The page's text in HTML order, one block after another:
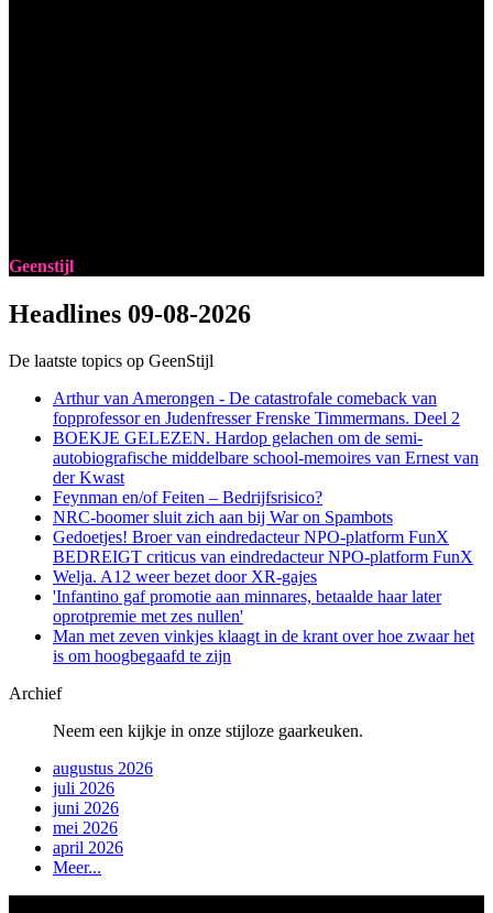
Geenstijl
Headlines 09-08-2026
De laatste topics op GeenStijl
Arthur van Amerongen - De catastrofale comeback van
fopprofessor en Judenfresser Frenske Timmermans. Deel 2
BOEKJE GELEZEN. Hardop gelachen om de semi-
autobiografische middelbare school-memoires van Ernest van
der Kwast
Feynman en/of Feiten – Bedrijfsrisico?
NRC-boomer sluit zich aan bij War on Spambots
Gedoetjes! Broer van eindredacteur NPO-platform FunX
BEDREIGT criticus van eindredacteur NPO-platform FunX
Welja. A12 weer bezet door XR-gajes
'Infantino gaf promotie aan minnares, betaalde haar later
oprotpremie met zes nullen'
Man met zeven vinkjes klaagt in de krant over hoe zwaar het
is om hoogbegaafd te zijn
Archief
Neem een kijkje in onze stijloze gaarkeuken.
augustus 2026
juli 2026
juni 2026
mei 2026
april 2026
Meer...